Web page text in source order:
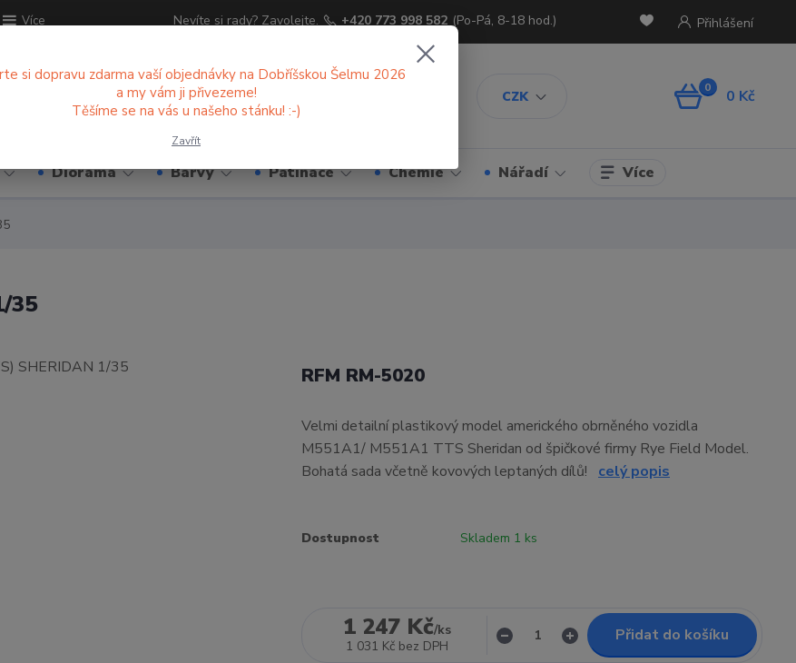
Více
CZK
Přihlášení
Nevíte si rady? Zavolejte. +420 773 998 582 (Po-Pá, 8-18 hod.)
0 0 Kč
Diorama Barvy Patinace Chemie Nářadí Více
35
RFM RM-5020
Velmi detailní plastikový model amerického obrněného vozidla
M551A1/ M551A1 TTS Sheridan od špičkové firmy Rye Field Model.
Bohatá sada včetně kovových leptaných dílů! celý popis
Dostupnost Skladem 1 ks
1 247 Kč/ks
1 031 Kč bez DPH
Přidat do košíku
si dopravu zdarma vaší objednávky na Dobříšskou Šelmu 2026
a my vám ji přivezeme!
Těšíme se na vás u našeho stánku! :-)
Zavřít